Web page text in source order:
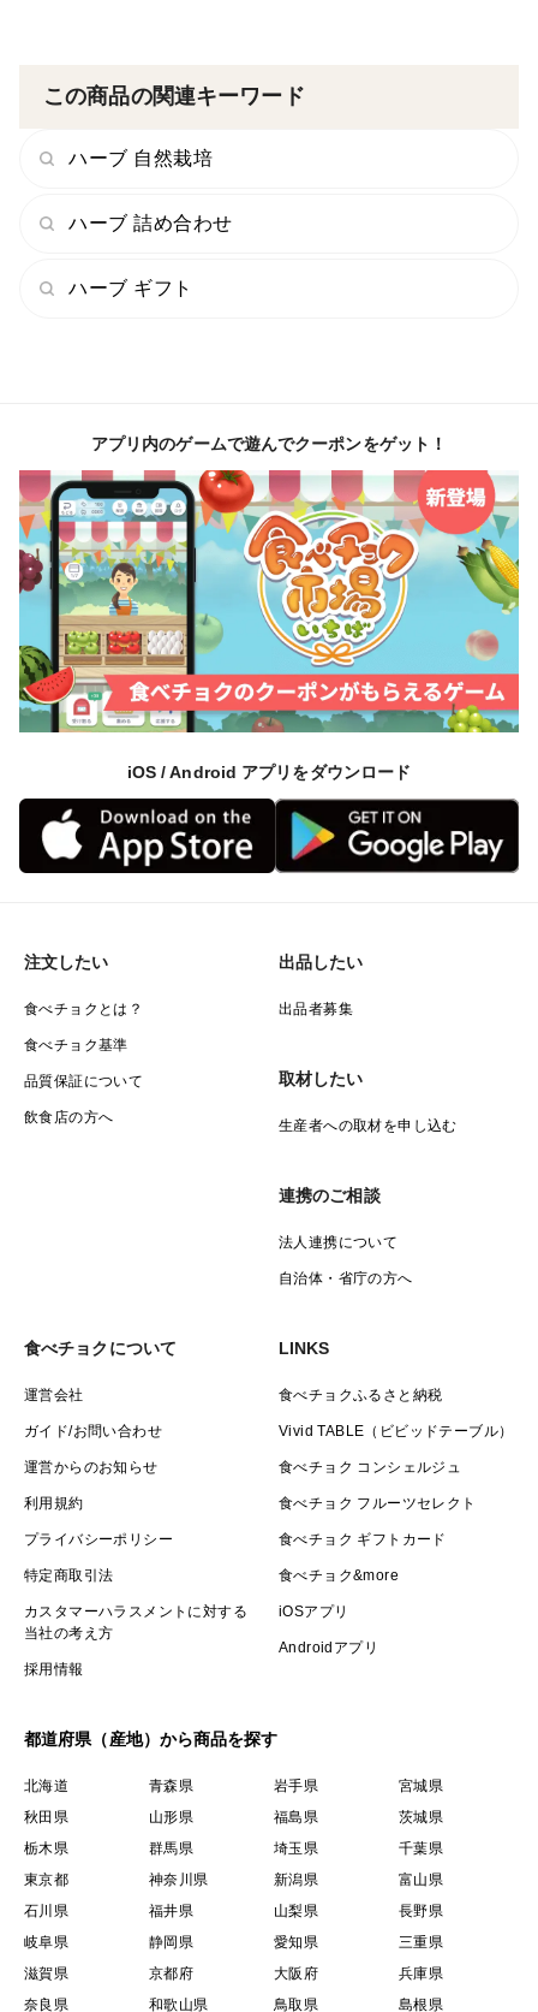
この商品の関連キーワード
ハーブ 自然栽培
ハーブ 詰め合わせ
ハーブ ギフト
アプリ内のゲームで遊んでクーポンをゲット！
iOS / Android アプリをダウンロード
注文したい
食べチョクとは？
食べチョク基準
品質保証について
飲食店の方へ
出品したい
出品者募集
取材したい
生産者への取材を申し込む
連携のご相談
法人連携について
自治体・省庁の方へ
食べチョクについて
運営会社
ガイド/お問い合わせ
運営からのお知らせ
利用規約
プライバシーポリシー
特定商取引法
カスタマーハラスメントに対する
当社の考え方
採用情報
LINKS
食べチョクふるさと納税
Vivid TABLE（ビビッドテーブル）
食べチョク コンシェルジュ
食べチョク フルーツセレクト
食べチョク ギフトカード
食べチョク&more
iOSアプリ
Androidアプリ
都道府県（産地）から商品を探す
北海道 青森県 岩手県
宮城県
秋田県
山形県 福島県
茨城県
栃木県
群馬県 埼玉県
千葉県
東京都
神奈川県 新潟県
富山県
石川県
福井県 山梨県
長野県
岐阜県
静岡県 愛知県
三重県
滋賀県
京都府 大阪府
兵庫県
奈良県
和歌山県 鳥取県 島根県